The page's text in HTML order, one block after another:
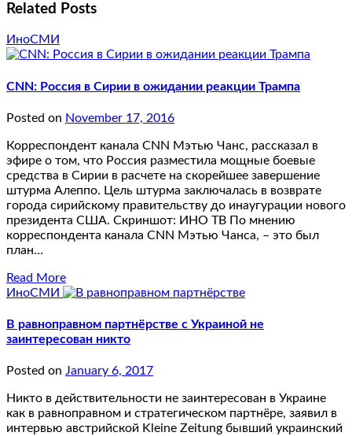
Related Posts
ИноСМИ
CNN: Россия в Сирии в ожидании реакции Трампа
Posted on November 17, 2016
Корреспондент канала CNN Мэтью Чанс, рассказал в
эфире о том, что Россия разместила мощные боевые
средства в Сирии в расчете на скорейшее завершение
штурма Алеппо. Цель штурма заключалась в возврате
города сирийскому правительству до инаугурации нового
президента США. Скриншот: ИНО ТВ По мнению
корреспондента канала CNN Мэтью Чанса, – это был
план…
Read More
ИноСМИ
В равноправном партнёрстве с Украиной не
заинтересован никто
Posted on January 6, 2017
Никто в действительности не заинтересован в Украине
как в равноправном и стратегическом партнёре, заявил в
интервью австрийской Kleine Zeitung бывший украинский